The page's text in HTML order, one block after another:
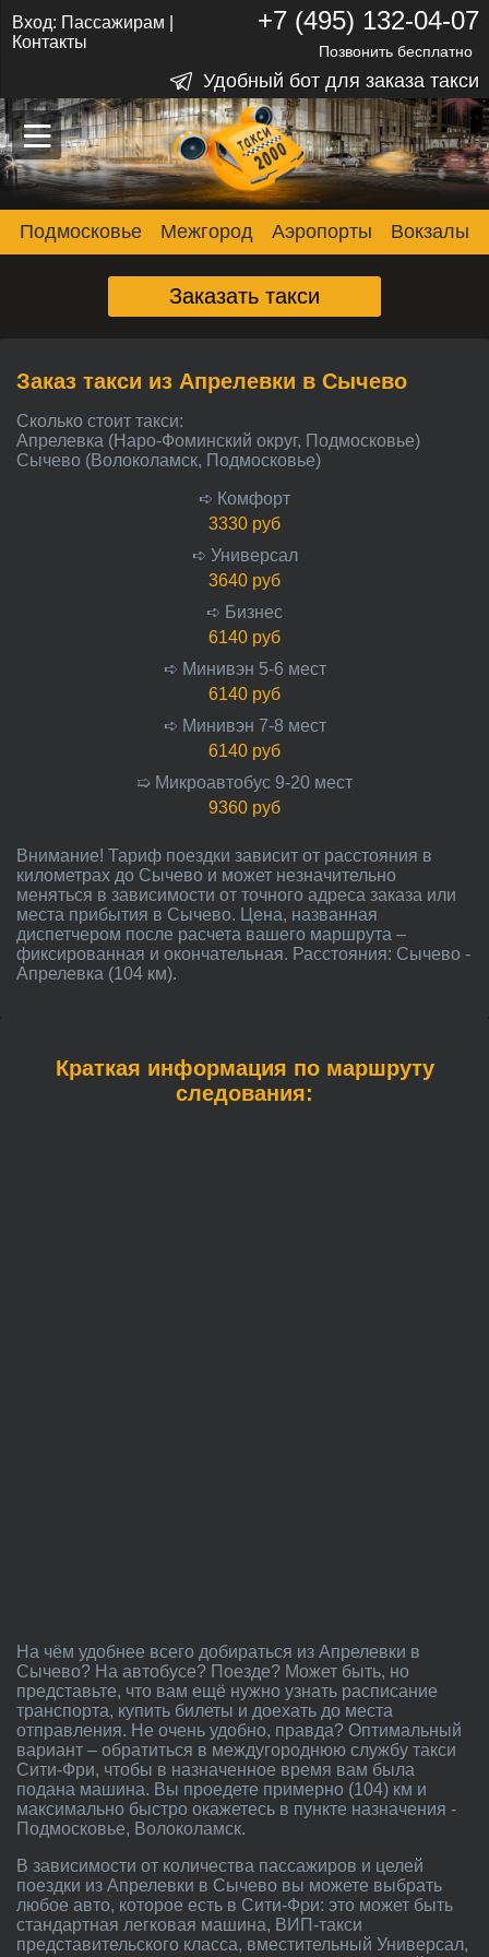
–
–
–
Вход: Пассажирам
Контакты
+7 (495) 132-04-07
Позвонить бесплатно
Удобный бот для заказа такси
Подмосковье Межгород Аэропорты Вокзалы
Заказать такси
Заказ такси из Апрелевки в Сычево
Сколько стоит такси:
Апрелевка (Наро-Фоминский округ, Подмосковье)
Сычево (Волоколамск, Подмосковье)
➪ Комфорт
3330 руб
➪ Универсал
3640 руб
➪ Бизнес
6140 руб
➪ Минивэн 5-6 мест
6140 руб
➪ Минивэн 7-8 мест
6140 руб
➯ Микроавтобус 9-20 мест
9360 руб
Внимание! Тариф поездки зависит от расстояния в
километрах до Сычево и может незначительно
меняться в зависимости от точного адреса заказа или
места прибытия в Сычево. Цена, названная
диспетчером после расчета вашего маршрута –
фиксированная и окончательная. Расстояния: Сычево -
Апрелевка (104 км).
Краткая информация по маршруту
следования:
На чём удобнее всего добираться из Апрелевки в
Сычево? На автобусе? Поезде? Может быть, но
представьте, что вам ещё нужно узнать расписание
транспорта, купить билеты и доехать до места
отправления. Не очень удобно, правда? Оптимальный
вариант – обратиться в междугороднюю службу такси
Сити-Фри, чтобы в назначенное время вам была
подана машина. Вы проедете примерно (104) км и
максимально быстро окажетесь в пункте назначения -
Подмосковье, Волоколамск.
В зависимости от количества пассажиров и целей
поездки из Апрелевки в Сычево вы можете выбрать
любое авто, которое есть в Сити-Фри: это может быть
стандартная легковая машина, ВИП-такси
представительского класса, вместительный Универсал,